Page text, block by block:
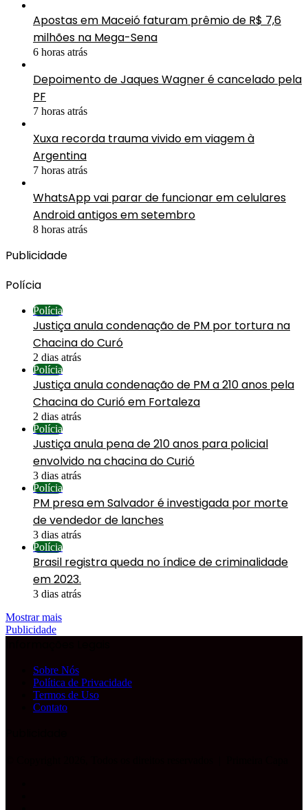
Apostas em Maceió faturam prêmio de R$ 7,6
milhões na Mega-Sena
6 horas atrás
Depoimento de Jaques Wagner é cancelado pela
PF
7 horas atrás
Xuxa recorda trauma vivido em viagem à
Argentina
7 horas atrás
WhatsApp vai parar de funcionar em celulares
Android antigos em setembro
8 horas atrás
Publicidade
Polícia
Polícia
Justiça anula condenação de PM por tortura na
Chacina do Curó
2 dias atrás
Polícia
Justiça anula condenação de PM a 210 anos pela
Chacina do Curió em Fortaleza
2 dias atrás
Polícia
Justiça anula pena de 210 anos para policial
envolvido na chacina do Curió
3 dias atrás
Polícia
PM presa em Salvador é investigada por morte
de vendedor de lanches
3 dias atrás
Polícia
Brasil registra queda no índice de criminalidade
em 2023.
3 dias atrás
Mostrar mais
Publicidade
Sobre Nós
Política de Privacidade
Termos de Uso
Contato